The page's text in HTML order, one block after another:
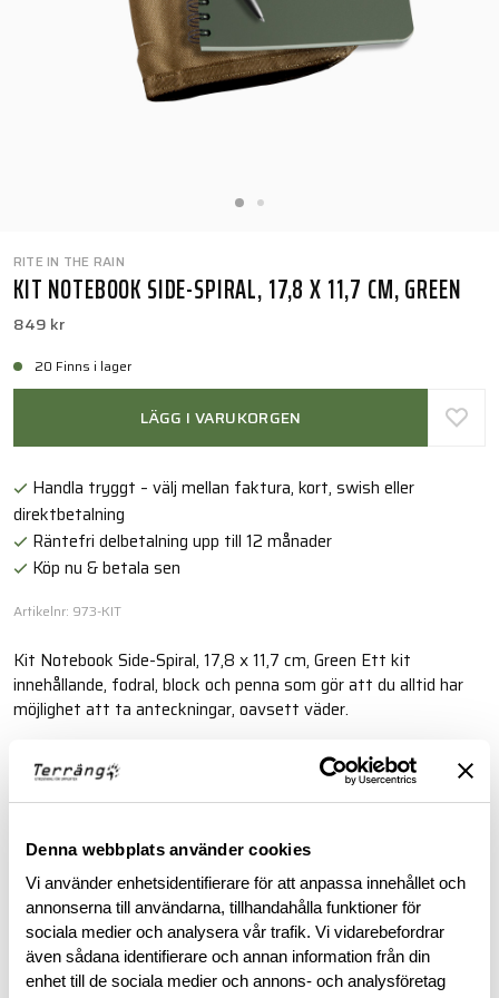
Denna webbplats använder cookies
Vi använder enhetsidentifierare för att anpassa innehållet och
annonserna till användarna, tillhandahålla funktioner för
sociala medier och analysera vår trafik. Vi vidarebefordrar
även sådana identifierare och annan information från din
enhet till de sociala medier och annons- och analysföretag
RITE IN THE RAIN
KIT NOTEBOOK SIDE-SPIRAL, 17,8 X 11,7 CM, GREEN
849 kr
20 Finns i lager
LÄGG I VARUKORGEN
Handla tryggt – välj mellan faktura, kort, swish eller
direktbetalning
Räntefri delbetalning upp till 12 månader
Köp nu & betala sen
Artikelnr: 973-KIT
Kit Notebook Side-Spiral, 17,8 x 11,7 cm, Green Ett kit
innehållande, fodral, block och penna som gör att du alltid har
möjlighet att ta anteckningar, oavsett väder.
BESKRIVNING
RECENSIONER
OM VARUMÄRKET